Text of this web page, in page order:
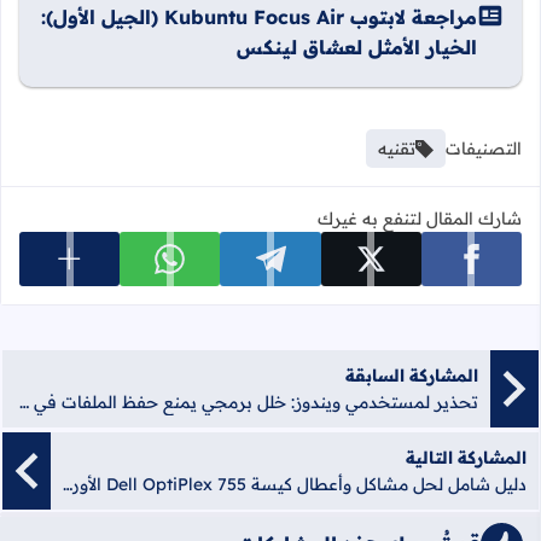
مراجعة لابتوب Kubuntu Focus Air (الجيل الأول):
الخيار الأمثل لعشاق لينكس
التصنيفات تقنيه
شارك المقال لتنفع به غيرك
شارك على facebook شارك على x شارك على telegram شارك على whatsapp عرض
المشاركة السابقة
تحذير لمستخدمي ويندوز: خلل برمجي يمنع حفظ الملفات في Windows 11 و10! – دليل شامل
المشاركة التالية
دليل شامل لحل مشاكل وأعطال كيسة Dell OptiPlex 755 الأوريجينال – خطوات عملية